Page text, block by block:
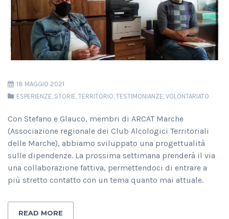
18 MAGGIO 2021
ESPERIENZE STORIE TERRITORIO TESTIMONIANZE VOLONTARIATO
Con Stefano e Glauco, membri di ARCAT Marche
(Associazione regionale dei Club Alcologici Territoriali
delle Marche), abbiamo sviluppato una progettualità
sulle dipendenze. La prossima settimana prenderà il via
una collaborazione fattiva, permettendoci di entrare a
più stretto contatto con un tema quanto mai attuale.
READ MORE